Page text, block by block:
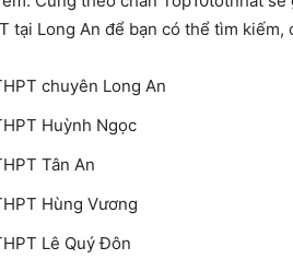
tại Long An để bạn có thể tìm
chuyên Long An
Huỳnh Ngọc
Tân An
Hùng Vương
Lê Quý Đôn